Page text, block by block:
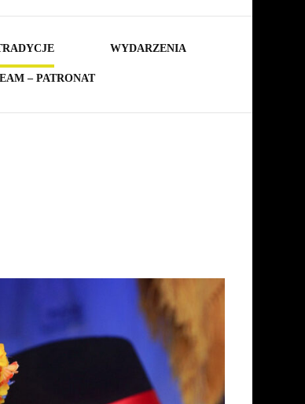
WYDARZENIA
– PATRONAT